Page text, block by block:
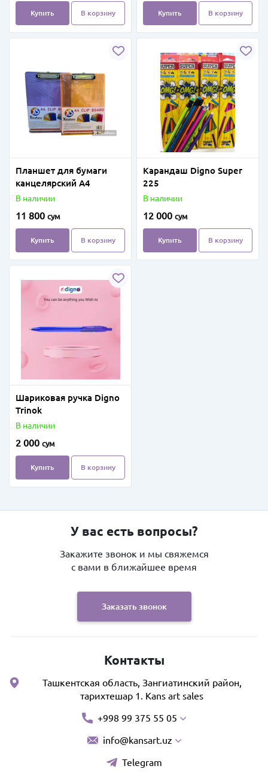
Купить В корзину Купить В корзину
Планшет для бумаги
канцелярский A4
В наличии
11 800 сум
Купить В корзину
Карандаш Digno Super
225
В наличии
12 000 сум
Купить В корзину
Шариковая ручка Digno
Trinok
В наличии
2 000 сум
Купить В корзину
У вас есть вопросы?
Закажите звонок и мы свяжемся
с вами в ближайшее время
Заказать звонок
Контакты
Ташкентская область, Зангиатинский район,
тарихтешар 1. Kans art sales
+998 99 375 55 05
info@kansart.uz
Telegram